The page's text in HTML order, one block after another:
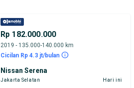
Rp 182.000.000
2019 - 135.000-140.000 km
Cicilan Rp 4.3 jt/bulan
Nissan Serena
Jakarta Selatan Hari ini